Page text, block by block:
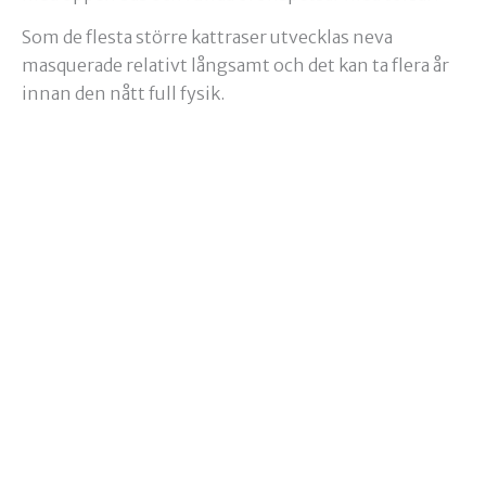
Som de flesta större kattraser utvecklas neva
masquerade relativt långsamt och det kan ta flera år
innan den nått full fysik.